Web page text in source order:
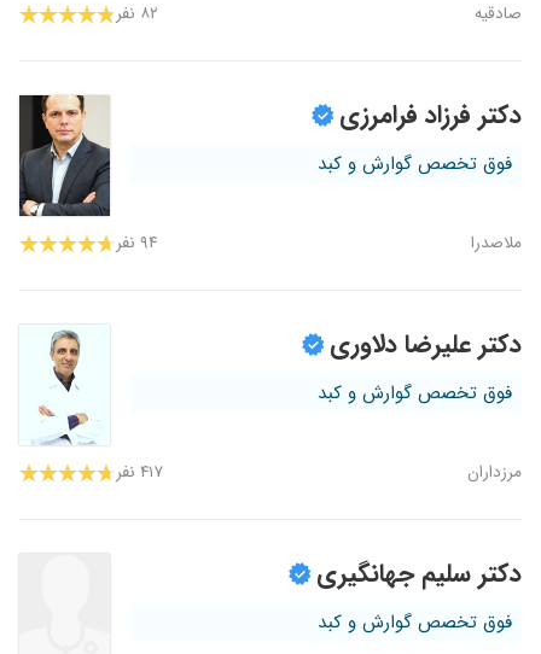
صادقیه ۸۲ نفر
دکتر فرزاد فرامرزی
فوق تخصص گوارش و کبد
ملاصدرا ۹۴ نفر
دکتر علیرضا دلاوری
فوق تخصص گوارش و کبد
مرزداران ۴۱۷ نفر
دکتر سلیم جهانگیری
فوق تخصص گوارش و کبد